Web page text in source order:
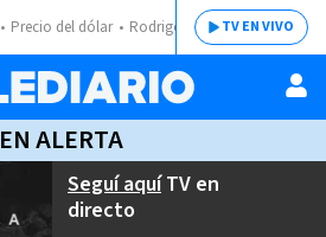
Precio del dólar Rodrigo ChavesTV EN VIVO
EN ALERTA
Seguí aquíTV en
directo